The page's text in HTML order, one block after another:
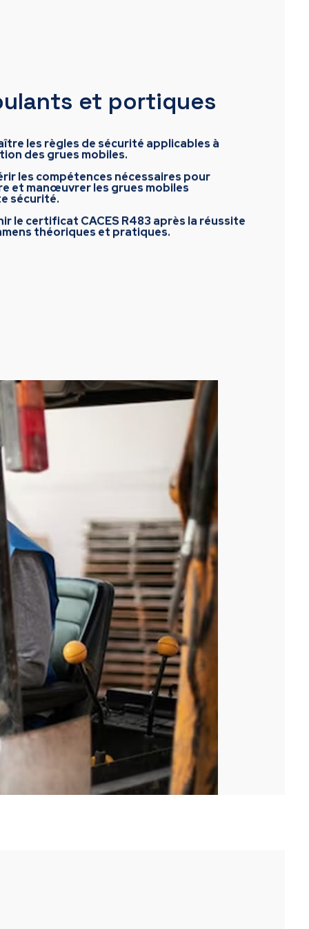
et portiques
les règles de sécurité applicables à
des grues mobiles.
les compétences nécessaires pour
et manœuvrer les grues mobiles
sécurité.
le certificat CACES R483 après la réussite
théoriques et pratiques.